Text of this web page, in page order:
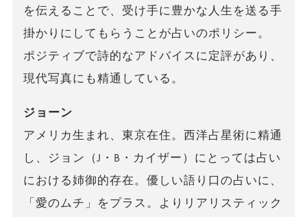
を伝えることで、受け手に豊かな人生を送る手
掛かりにしてもらうことが占いのポリシー。
ポジティブで詩的なアドバイスに定評があり、
現代写真にも精通している。
ジョーン
アメリカ生まれ、東京在住。西洋占星術に精通
し、ジョン（J・B・カイザー）にとっては占い
における姉御的存在。優しい語り口の占いに、
「愛のムチ」をプラス。よりリアリスティック